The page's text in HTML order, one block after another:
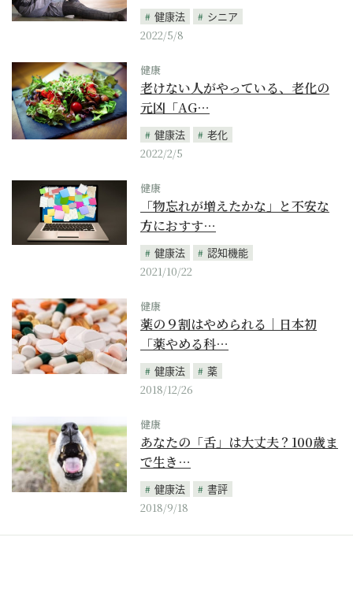
健康法
シニア
2022/5/8
健康
老けない人がやっている、老化の
元凶「AG…
健康法
老化
2022/2/5
健康
「物忘れが増えたかな」と不安な
方におすす…
健康法
認知機能
2021/10/22
健康
薬の９割はやめられる｜日本初
「薬やめる科…
健康法
薬
2018/12/26
健康
あなたの「舌」は大丈夫？100歳ま
で生き…
健康法
書評
2018/9/18